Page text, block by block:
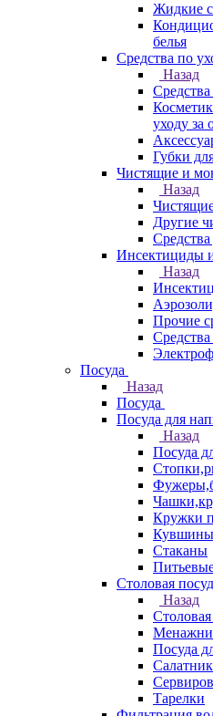
Жидкие
белья
Средства по
Назад
уходу за
Губки
Чистящие и
Назад
Другие
Инсектициды
Назад
Прочие
Посуда
Назад
Посуда
Посуда для
Назад
Посуда
Кружки
Стаканы
Столовая
Назад
Посуда
Тарелки